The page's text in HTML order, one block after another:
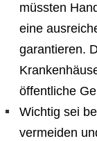
müssten
eine
garantieren.
öffentliche
Wichtig sei
vermeiden